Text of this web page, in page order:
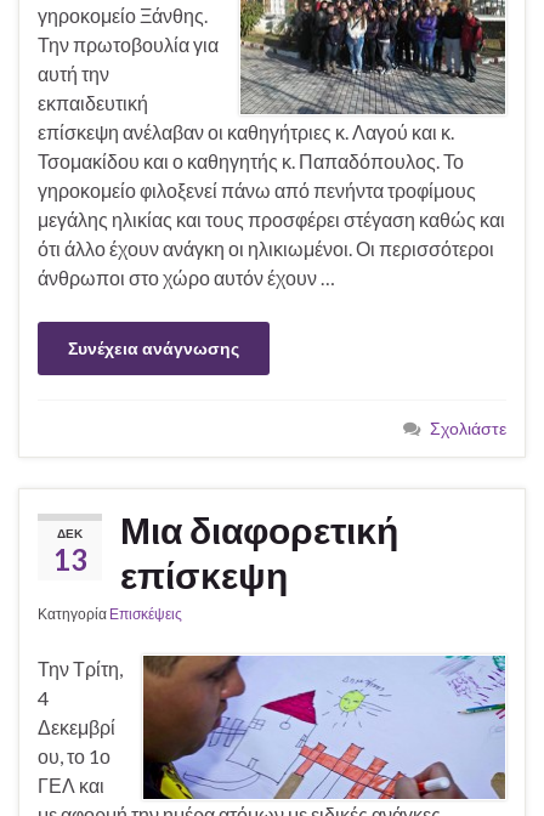
γηροκομείο Ξάνθης.
Την πρωτοβουλία για
αυτή την
εκπαιδευτική
επίσκεψη ανέλαβαν οι καθηγήτριες κ. Λαγού και κ.
Τσομακίδου και ο καθηγητής κ. Παπαδόπουλος. Το
γηροκομείο φιλοξενεί πάνω από πενήντα τροφίμους
μεγάλης ηλικίας και τους προσφέρει στέγαση καθώς και
ότι άλλο έχουν ανάγκη οι ηλικιωμένοι. Οι περισσότεροι
άνθρωποι στο χώρο αυτόν έχουν …
Συνέχεια ανάγνωσης
Σχολιάστε
ΔΕΚ
13
Μια διαφορετική
επίσκεψη
Κατηγορία Επισκέψεις
Την Τρίτη,
4
Δεκεμβρί
ου, το 1ο
ΓΕΛ και